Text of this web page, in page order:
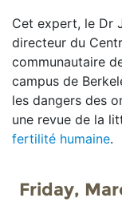
Cet expert, le Dr
directeur du
communautaire
campus de
les dangers des
une revue de la
fertilité humaine.
Friday,